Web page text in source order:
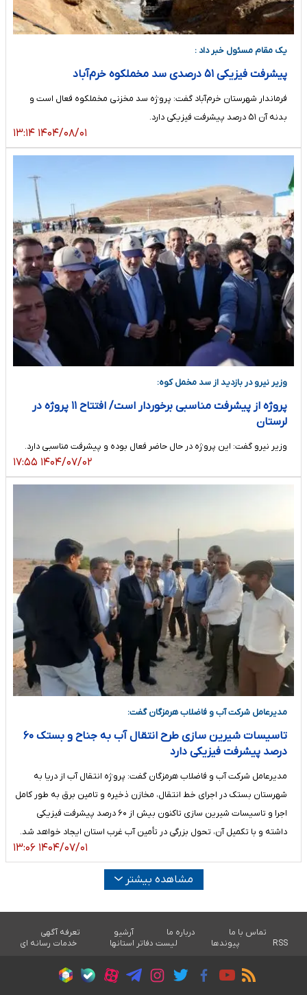
یک مقام مسئول خبر داد :
پیشرفت فیزیکی ۵۱ درصدی سد مخملکوه خرم‌آباد
فرماندار شهرستان خرم‌آباد گفت: پروژه سد مخزنی مخملکوه فعال است و
بدنه آن ۵۱ درصد پیشرفت فیزیکی دارد.
۱۴۰۴/۰۸/۰۱ ۱۳:۱۴
وزیر نیرو در بازدید از سد مخمل کوه:
پروژه از پیشرفت مناسبی برخوردار است/ افتتاح ۱۱ پروژه در
لرستان
وزیر نیرو گفت: این پروژه در حال حاضر فعال بوده و پیشرفت مناسبی دارد.
۱۴۰۴/۰۷/۰۲ ۱۷:۵۵
مدیرعامل شرکت آب و فاضلاب هرمزگان گفت:
تاسیسات شیرین سازی طرح انتقال آب به جناح و بستک ۶۰
درصد پیشرفت فیزیکی دارد
مدیرعامل شرکت آب و فاضلاب هرمزگان گفت: پروژه انتقال آب از دریا به
شهرستان بستک در اجرای خط انتقال، مخازن ذخیره و تامین برق به طور کامل
اجرا و تاسیسات شیرین سازی تاکنون بیش از ۶۰ درصد پیشرفت فیزیکی
داشته و با تکمیل آن، تحول بزرگی در تأمین آب غرب استان ایجاد خواهد شد.
۱۴۰۴/۰۷/۰۱ ۱۳:۰۶
مشاهده بیشتر
تماس با ما درباره ما آرشیو
تعرفه آگهی
RSS
پیوندها لیست دفاتر استانها خدمات رسانه ای